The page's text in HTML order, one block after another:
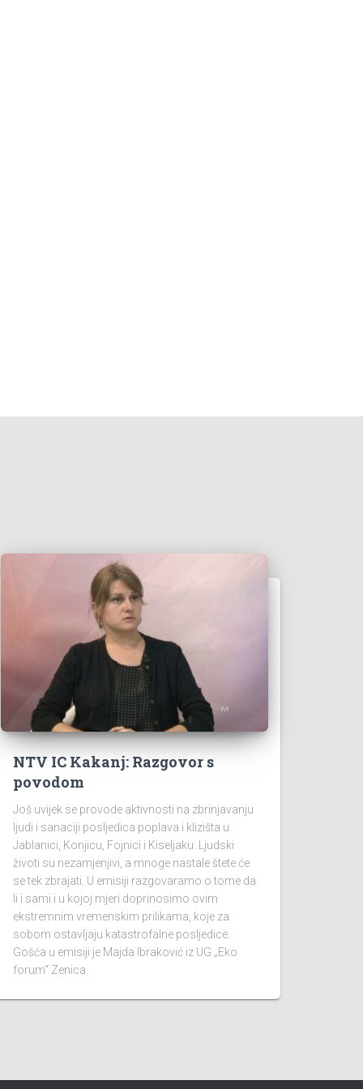
NTV IC Kakanj: Razgovor s
povodom
Još uvijek se provode aktivnosti na zbrinjavanju
ljudi i sanaciji posljedica poplava i klizišta u
Jablanici, Konjicu, Fojnici i Kiseljaku. Ljudski
životi su nezamjenjivi, a mnoge nastale štete će
se tek zbrajati. U emisiji razgovaramo o tome da
li i sami i u kojoj mjeri doprinosimo ovim
ekstremnim vremenskim prilikama, koje za
sobom ostavljaju katastrofalne posljedice.
Gošća u emisiji je Majda Ibraković iz UG „Eko
forum“ Zenica.